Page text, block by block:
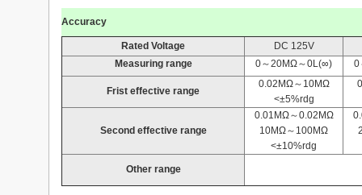
Accuracy
Rated Voltage
DC 125V
Measuring range
0～20MΩ～0L(∞) 0
Frist effective range
0.02MΩ～10MΩ
<±5%rdg
Second effective range
0.01MΩ～0.02MΩ
10MΩ～100MΩ
<±10%rdg
Other range